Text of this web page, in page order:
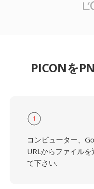
PICONを
1
コンピューター、
URLからファイル
て下さい.